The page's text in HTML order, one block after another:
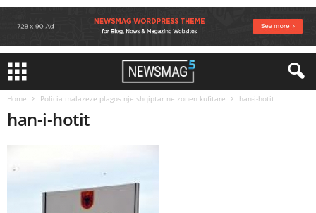
Home Policia malazeze plagos nje shqiptar ne zonen kufitare han-i-hotit
han-i-hotit